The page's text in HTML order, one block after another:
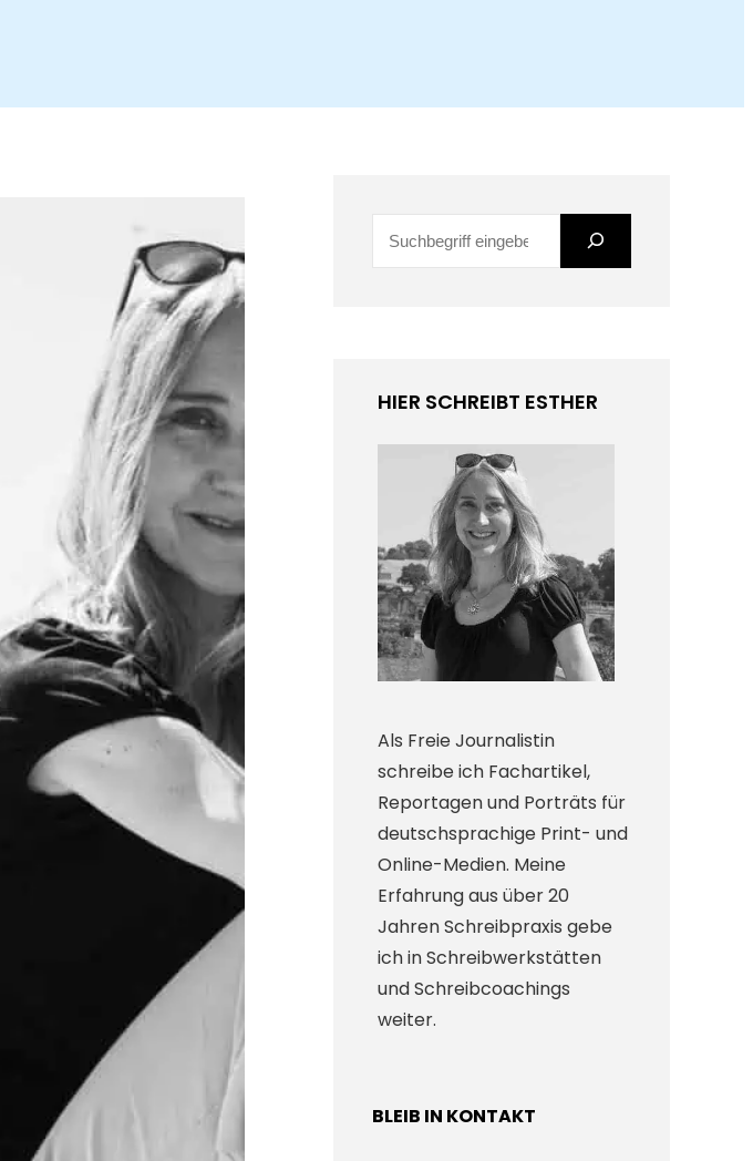
HIER SCHREIBT ESTHER
Als Freie Journalistin
schreibe ich Fachartikel,
Reportagen und Porträts für
deutschsprachige Print- und
Online-Medien. Meine
Erfahrung aus über 20
Jahren Schreibpraxis gebe
ich in Schreibwerkstätten
und Schreibcoachings
weiter.
BLEIB IN KONTAKT